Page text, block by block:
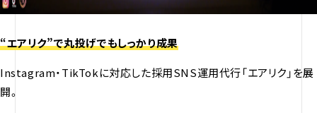
“エアリク”で丸投げでもしっかり成果
Instagram・TikTokに対応した採用SNS運用代行「エアリク」を展
開。